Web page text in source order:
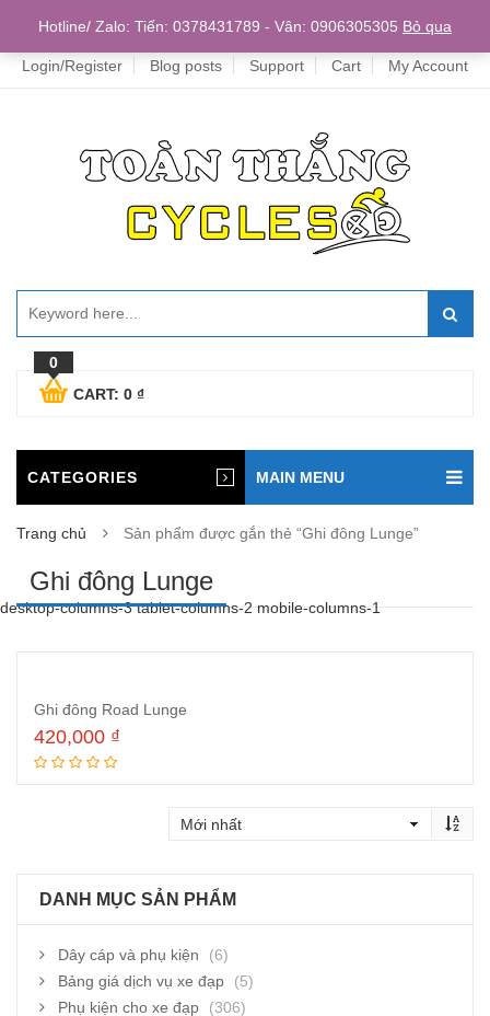
Home
Login/Register Blog posts Support Cart My Account
0
CART: 0 ₫
CATEGORIES MAIN MENU
Trang chủ Sản phẩm được gắn thẻ “Ghi đông Lunge”
Ghi đông Lunge
desktop-columns-3 tablet-columns-2 mobile-columns-1
Ghi đông Road Lunge
420,000 ₫
DANH MỤC SẢN PHẨM
Dây cáp và phụ kiện
(6)
Bảng giá dịch vụ xe đạp
(5)
Phụ kiện cho xe đạp
(306)
Hotline/ Zalo: Tiến: 0378431789 - Vân: 0906305305 Bỏ qua